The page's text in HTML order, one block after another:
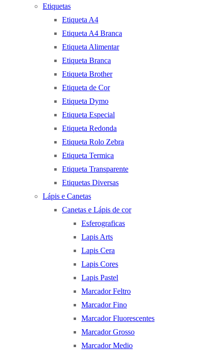
Etiquetas
Etiqueta A4
Etiqueta A4 Branca
Etiqueta Alimentar
Etiqueta Branca
Etiqueta Brother
Etiqueta de Cor
Etiqueta Dymo
Etiqueta Especial
Etiqueta Redonda
Etiqueta Rolo Zebra
Etiqueta Termica
Etiqueta Transparente
Etiquetas Diversas
Lápis e Canetas
Canetas e Lápis de cor
Esferograficas
Lapis Arts
Lapis Cera
Lapis Cores
Lapis Pastel
Marcador Feltro
Marcador Fino
Marcador Fluorescentes
Marcador Grosso
Marcador Medio